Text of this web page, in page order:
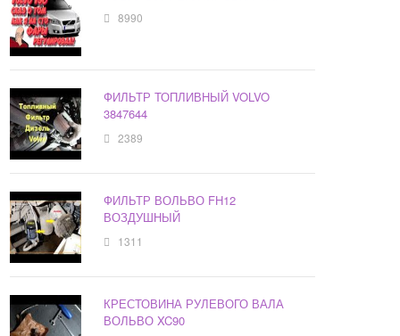
8990
ФИЛЬТР ТОПЛИВНЫЙ VOLVO
3847644
2389
ФИЛЬТР ВОЛЬВО FH12
ВОЗДУШНЫЙ
1311
КРЕСТОВИНА РУЛЕВОГО ВАЛА
ВОЛЬВО XC90